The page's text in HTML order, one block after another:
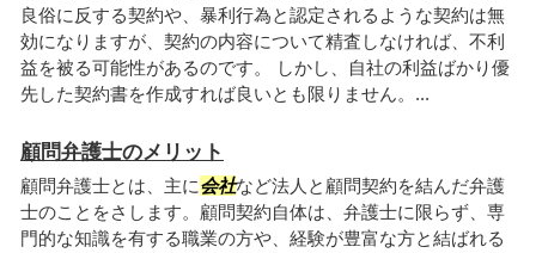
良俗に反する契約や、暴利行為と認定されるような契約は無
効になりますが、契約の内容について精査しなければ、不利
益を被る可能性があるのです。 しかし、自社の利益ばかり優
先した契約書を作成すれば良いとも限りません。...
顧問弁護士のメリット
顧問弁護士とは、主に会社など法人と顧問契約を結んだ弁護
士のことをさします。顧問契約自体は、弁護士に限らず、専
門的な知識を有する職業の方や、経験が豊富な方と結ばれる